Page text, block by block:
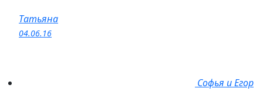
Татьяна
04.06.16
Софья и Егор